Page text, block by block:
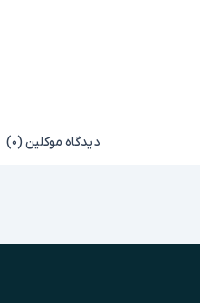
دیدگاه موکلین (۰)